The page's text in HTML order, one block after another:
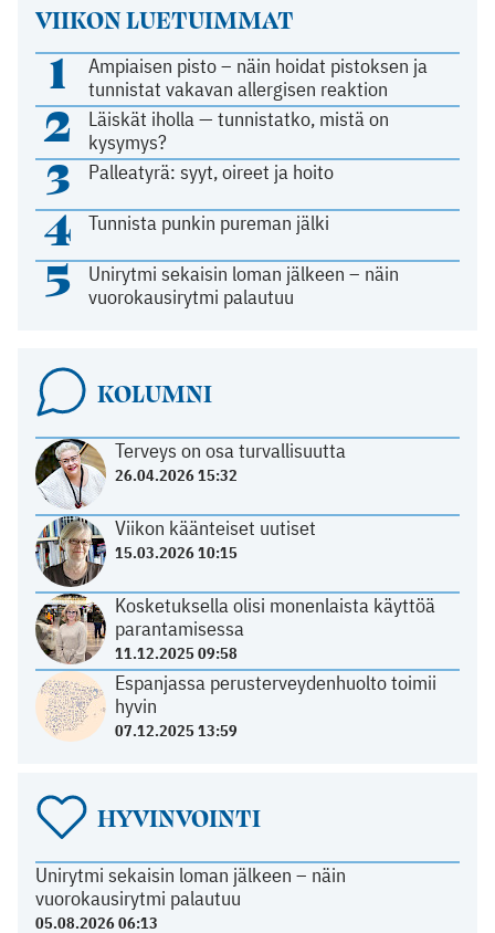
VIIKON LUETUIMMAT
1
Ampiaisen pisto – näin hoidat pistoksen ja
tunnistat vakavan allergisen reaktion
2
Läiskät iholla — tunnistatko, mistä on
kysymys?
3 Palleatyrä: syyt, oireet ja hoito
4 Tunnista punkin pureman jälki
5
Unirytmi sekaisin loman jälkeen – näin
vuorokausirytmi palautuu
KOLUMNI
Terveys on osa turvallisuutta
26.04.2026 15:32
Viikon käänteiset uutiset
15.03.2026 10:15
Kosketuksella olisi monenlaista käyttöä
parantamisessa
11.12.2025 09:58
Espanjassa perusterveydenhuolto toimii
hyvin
07.12.2025 13:59
HYVINVOINTI
Unirytmi sekaisin loman jälkeen – näin
vuorokausirytmi palautuu
05.08.2026 06:13